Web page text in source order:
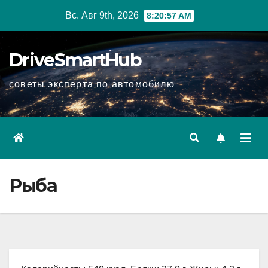
Вс. Авг 9th, 2026 8:20:58 AM
DriveSmartHub
советы эксперта по автомобилю
Рыба